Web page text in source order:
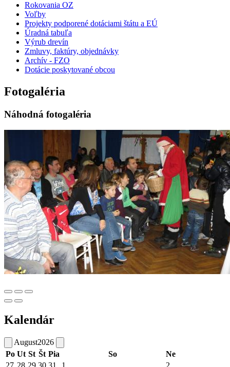
Rokovania OZ
Voľby
Projekty podporené dotáciami štátu a EÚ
Úradná tabuľa
Výrub drevín
Zmluvy, faktúry, objednávky
Archív - FZO
Dotácie poskytované obcou
Fotogaléria
Náhodná fotogaléria
Kalendár
August2026
Po Ut St Št Pia So
Ne
27 28 29 30 31 1 2